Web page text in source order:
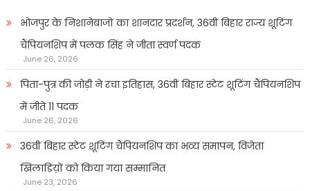
भोजपुर के निशानेबाजों का शानदार प्रदर्शन, 36वीं बिहार राज्य शूटिंग
चैंपियनशिप में पलक सिंह ने जीता स्वर्ण पदक
June 26, 2026
पिता-पुत्र की जोड़ी ने रचा इतिहास, 36वीं बिहार स्टेट शूटिंग चैंपियनशिप
में जीते 11 पदक
June 26, 2026
36वीं बिहार स्टेट शूटिंग चैंपियनशिप का भव्य समापन, विजेता
खिलाडिय़ों को किया गया सम्मानित
June 23, 2026